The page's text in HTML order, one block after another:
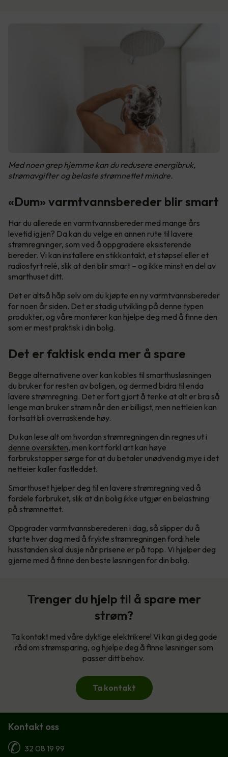
Med noen grep hjemme kan du redusere energibruk,
strømavgifter og belaste strømnettet mindre.
«Dum» varmtvannsbereder blir smart
Har du allerede en varmtvannsbereder med mange års
levetid igjen? Da kan du velge en annen rute til lavere
strømregninger, som ved å oppgradere eksisterende
bereder. Vi kan installere en stikkontakt, et støpsel eller et
radiostyrt relé, slik at den blir smart – og ikke minst en del av
smarthuset ditt.
Det er altså håp selv om du kjøpte en ny varmtvannsbereder
for noen år siden. Det er stadig utvikling på denne typen
produkter, og våre montører kan hjelpe deg med å finne den
som er mest praktisk i din bolig.
Det er faktisk enda mer å spare
Begge alternativene over kan kobles til smarthusløsningen
du bruker for resten av boligen, og dermed bidra til enda
lavere strømregning. Det er fort gjort å tenke at alt er bra så
lenge man bruker strøm når den er billigst, men nettleien kan
fortsatt bli overraskende høy.
Du kan lese alt om hvordan strømregningen din regnes ut i
denne oversikten, men kort forkl art kan høye
forbrukstopper sørge for at du betaler unødvendig mye i det
netteier kaller fastleddet.
Smarthuset hjelper deg til en lavere strømregning ved å
fordele forbruket, slik at din bolig ikke utgjør en belastning
på strømnettet.
Oppgrader varmtvannsberederen i dag, så slipper du å
starte hver dag med å frykte strømregningen fordi hele
husstanden skal dusje når prisene er på topp. Vi hjelper deg
gjerne med å finne den beste løsningen for din bolig.
Trenger du hjelp til å spare mer
strøm?
Ta kontakt med våre dyktige elektrikere! Vi kan gi deg gode
råd om strømsparing, og hjelpe deg å finne løsninger som
passer ditt behov.
Ta kontakt
Kontakt oss
32 08 19 99